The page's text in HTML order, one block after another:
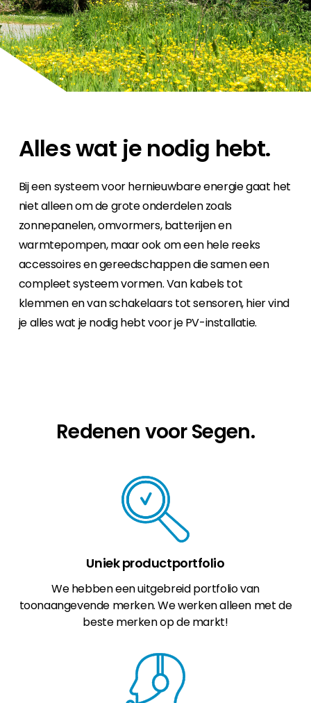
Carrière
Ben je op zoek naar een baan in de
hernieuwbare energiesector? Dan ben je hier
aan het juiste adres!
Alles wat je nodig hebt.
Bij een systeem voor hernieuwbare energie gaat het
niet alleen om de grote onderdelen zoals
zonnepanelen, omvormers, batterijen en
warmtepompen, maar ook om een hele reeks
accessoires en gereedschappen die samen een
compleet systeem vormen. Van kabels tot
klemmen en van schakelaars tot sensoren, hier vind
je alles wat je nodig hebt voor je PV-installatie.
Redenen voor Segen.
Uniek productportfolio
We hebben een uitgebreid portfolio van
toonaangevende merken. We werken alleen met de
beste merken op de markt!